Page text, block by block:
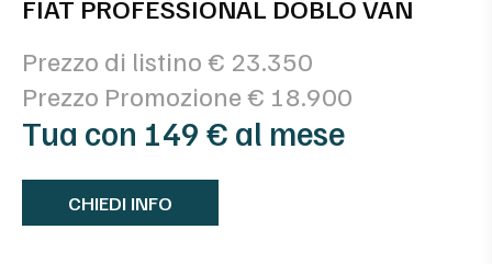
FIAT PROFESSIONAL DOBLÒ VAN
Prezzo di listino € 23.350
Prezzo Promozione € 18.900
Tua con 149 € al mese
CHIEDI INFO